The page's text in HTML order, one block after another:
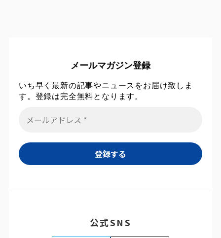
メールマガジン登録
いち早く最新の記事やニュースをお届け致しま
す。登録は完全無料となります。
公式SNS